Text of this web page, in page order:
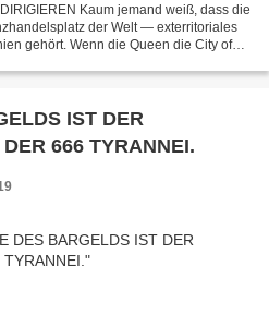
Kaum jemand weiß, dass die
der Welt — exterritoriales
gehört. Wenn die Queen die City of
DER
666 TYRANNEI.